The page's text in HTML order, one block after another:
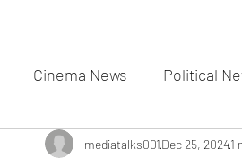
Cinema News Political
Movies Gallery Actress Gallery
mediatalks001Dec 25, 20241